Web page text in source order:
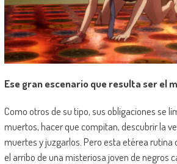
Ese gran escenario que resulta ser el
Como otros de su tipo, sus obligaciones se
muertos, hacer que compitan, descubrir la
muertes y juzgarlos. Pero esta etérea
el arribo de una misteriosa joven de negros